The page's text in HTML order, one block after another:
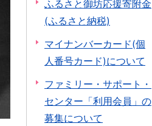
ふるさと御坊応援寄附金
(ふるさと納税)
マイナンバーカード(個
人番号カード)について
ファミリー・サポート・
センター「利用会員」の
募集について